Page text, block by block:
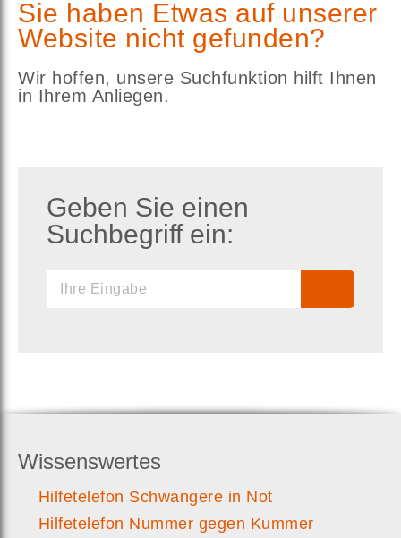
Sie haben Etwas auf unserer
Website nicht gefunden?
Wir hoffen, unsere Suchfunktion hilft Ihnen
in Ihrem Anliegen.
Geben Sie einen
Suchbegriff ein:
Wissenswertes
Hilfetelefon Schwangere in Not
Hilfetelefon Nummer gegen Kummer